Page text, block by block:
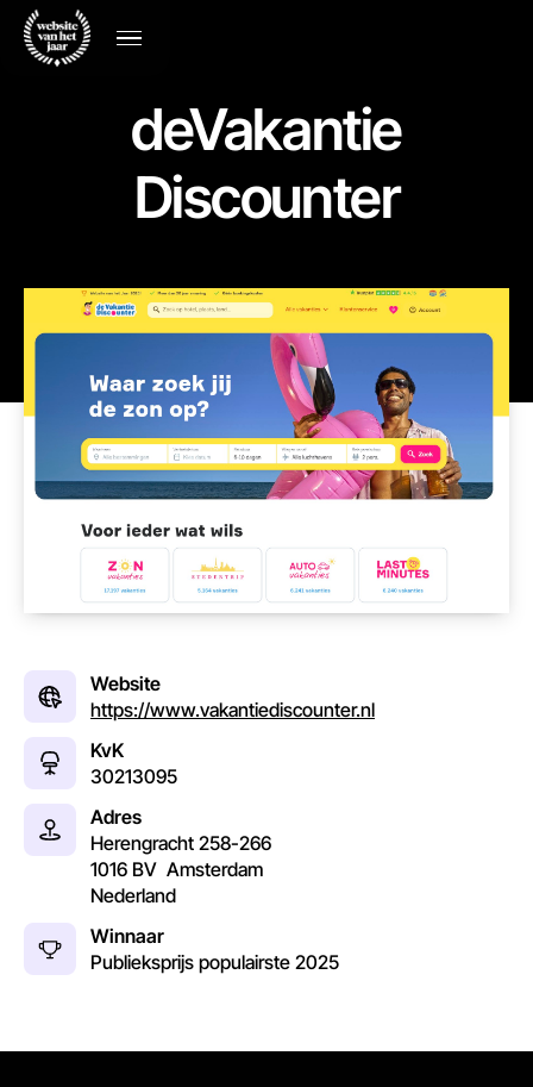
deVakantie
Discounter
Website
https://www.vakantiediscounter.nl
KvK
30213095
Adres
Herengracht 258-266
1016 BV Amsterdam
Nederland
Winnaar
Publieksprijs populairste 2025